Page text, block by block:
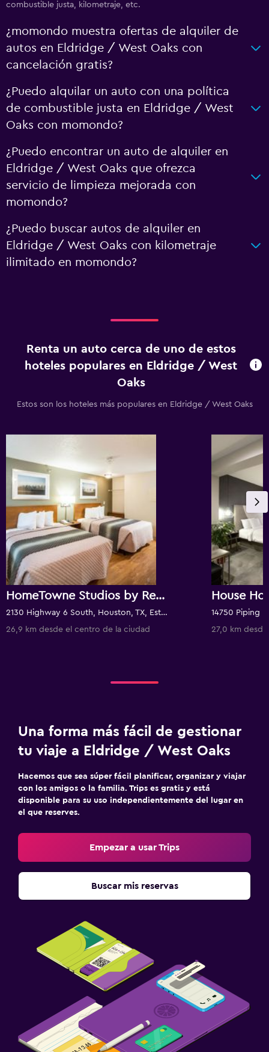
combustible justa, kilometraje, etc.
¿momondo muestra ofertas de alquiler de
autos en Eldridge / West Oaks con
cancelación gratis?
¿Puedo alquilar un auto con una política
de combustible justa en Eldridge / West
Oaks con momondo?
¿Puedo encontrar un auto de alquiler en
Eldridge / West Oaks que ofrezca
servicio de limpieza mejorada con
momondo?
¿Puedo buscar autos de alquiler en
Eldridge / West Oaks con kilometraje
ilimitado en momondo?
Renta un auto cerca de uno de estos
hoteles populares en Eldridge / West
Oaks
Estos son los hoteles más populares en Eldridge / West Oaks
HomeTowne Studios by Red Roof Houston - West Oaks/ Energy Corridor
2130 Highway 6 South, Houston, TX, Estados Unidos
26,9 km desde el centro de la ciudad
House
27,0 km
Una forma más fácil de gestionar
tu viaje a Eldridge / West Oaks
Hacemos que sea súper fácil planificar, organizar y viajar
con los amigos o la familia. Trips es gratis y está
disponible para su uso independientemente del lugar en
el que reserves.
Empezar a usar Trips
Buscar mis reservas